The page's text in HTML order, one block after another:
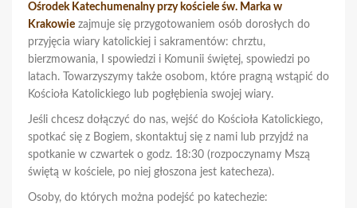
Ośrodek Katechumenalny przy kościele św. Marka w
Krakowie zajmuje się przygotowaniem osób dorosłych do
przyjęcia wiary katolickiej i sakramentów: chrztu,
bierzmowania, I spowiedzi i Komunii świętej, spowiedzi po
latach. Towarzyszymy także osobom, które pragną wstąpić do
Kościoła Katolickiego lub pogłębienia swojej wiary.
Jeśli chcesz dołączyć do nas, wejść do Kościoła Katolickiego,
spotkać się z Bogiem, skontaktuj się z nami lub przyjdź na
spotkanie w czwartek o godz. 18:30 (rozpoczynamy Mszą
świętą w kościele, po niej głoszona jest katecheza).
Osoby, do których można podejść po katechezie: